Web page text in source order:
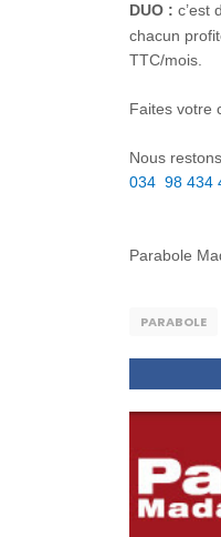
DUO : c’est
chacun
TTC/mois.
Faites votre
Nous
034 98 434
Parabole
PARABOLE